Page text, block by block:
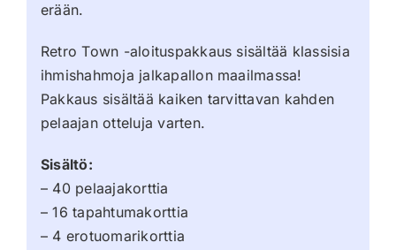
erään.
Retro Town -aloituspakkaus sisältää klassisia
ihmishahmoja jalkapallon maailmassa!
Pakkaus sisältää kaiken tarvittavan kahden
pelaajan otteluja varten.
Sisältö:
– 40 pelaajakorttia
– 16 tapahtumakorttia
– 4 erotuomarikorttia